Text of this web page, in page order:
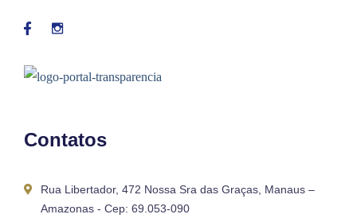
Contatos
Rua Libertador, 472 Nossa Sra das Graças, Manaus –
Amazonas - Cep: 69.053-090